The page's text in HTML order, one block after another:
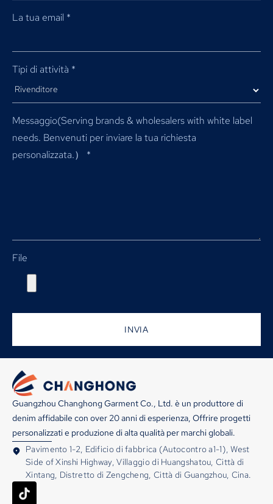
La tua email *
Tipi di attività *
Messaggio(Serving brands & wholesalers with white label
needs. Benvenuti per inviare la tua richiesta
personalizzata.）
*
File
INVIA
Guangzhou Changhong Garment Co., Ltd. è un produttore di
denim affidabile con over 20 anni di esperienza, Offrire progetti
personalizzati e produzione di alta qualità per marchi globali.
Pavimento 1-2, Edificio di fabbrica (Autocontro a1-1), West
Side of Xinshi Highway, Villaggio di Huangshatou, Città di
Xintang, Distretto di Zengcheng, Città di Guangzhou, Cina.